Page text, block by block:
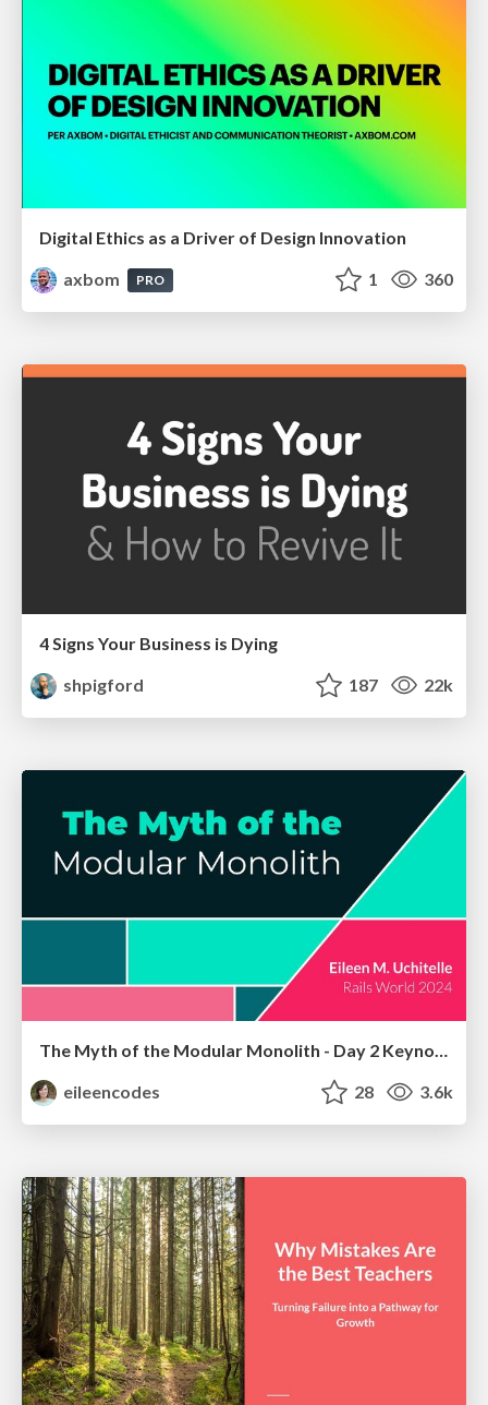
Digital Ethics as a Driver of Design Innovation
axbom
PRO 1 360
4 Signs Your Business is Dying
shpigford
187 22k
The Myth of the Modular Monolith - Day 2 Keynote - Rails World 2024
eileencodes
28 3.6k